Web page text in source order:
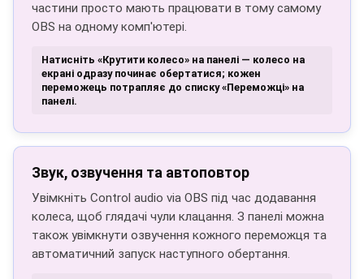
частини просто мають працювати в тому самому
OBS на одному комп'ютері.
Натисніть «Крутити колесо» на панелі — колесо на
екрані одразу починає обертатися; кожен
переможець потрапляє до списку «Переможці» на
панелі.
Звук, озвучення та автоповтор
Увімкніть Control audio via OBS під час додавання
колеса, щоб глядачі чули клацання. З панелі можна
також увімкнути озвучення кожного переможця та
автоматичний запуск наступного обертання.